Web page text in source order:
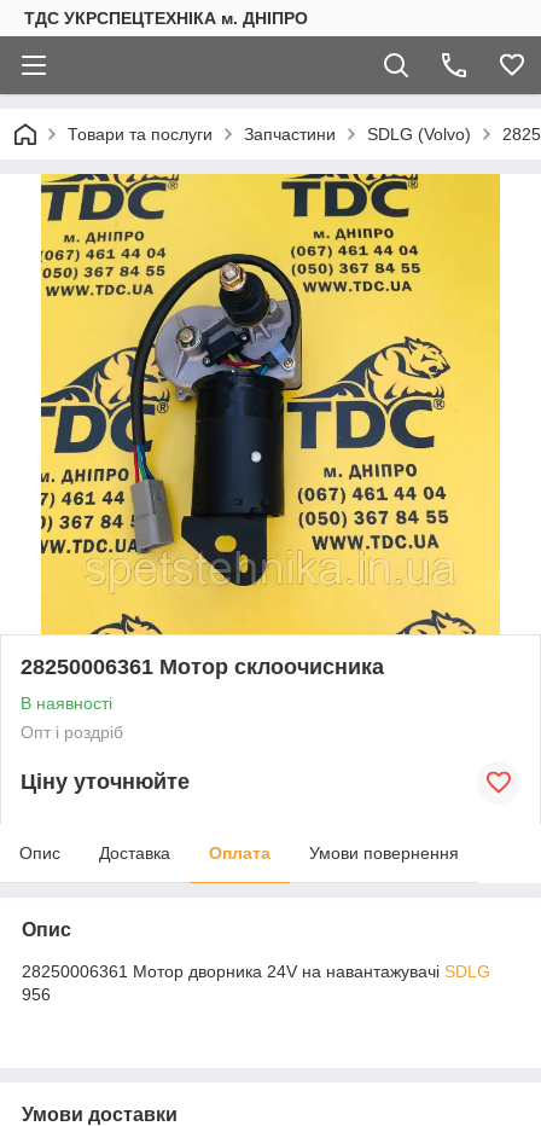
ТДС УКРСПЕЦТЕХНІКА м. ДНІПРО
Товари та послуги Запчастини SDLG (Volvo)
28250006361 Мотор склоочисника
В наявності
Опт і роздріб
Ціну уточнюйте
Опис Доставка Оплата Умови повернення
Опис
28250006361 Мотор дворника 24V на навантажувачі SDLG
956
Умови доставки